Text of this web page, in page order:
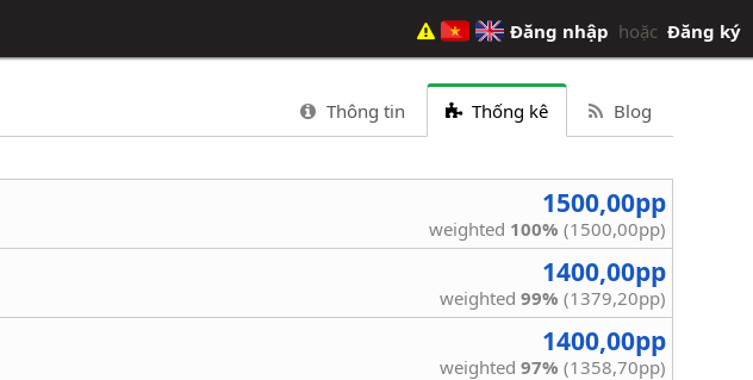
Đăng nhập hoặc Đăng ký
Thông tin Thống kê Blog
1500,00pp
weighted 100% (1500,00pp)
1400,00pp
weighted 99% (1379,20pp)
1400,00pp
weighted 97% (1358,70pp)